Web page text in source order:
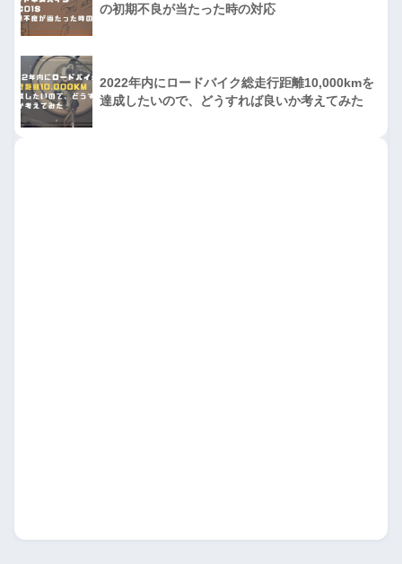
の初期不良が当たった時の対応
2022年内にロードバイク総走行距離10,000kmを
達成したいので、どうすれば良いか考えてみた